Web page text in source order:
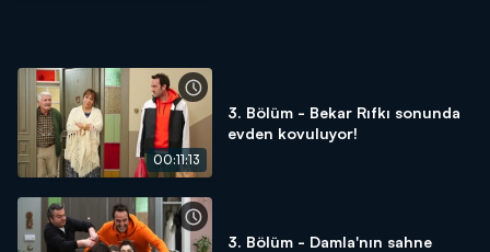
00:11:13
3. Bölüm - Bekar Rıfkı sonunda
evden kovuluyor!
3. Bölüm - Damla'nın sahne